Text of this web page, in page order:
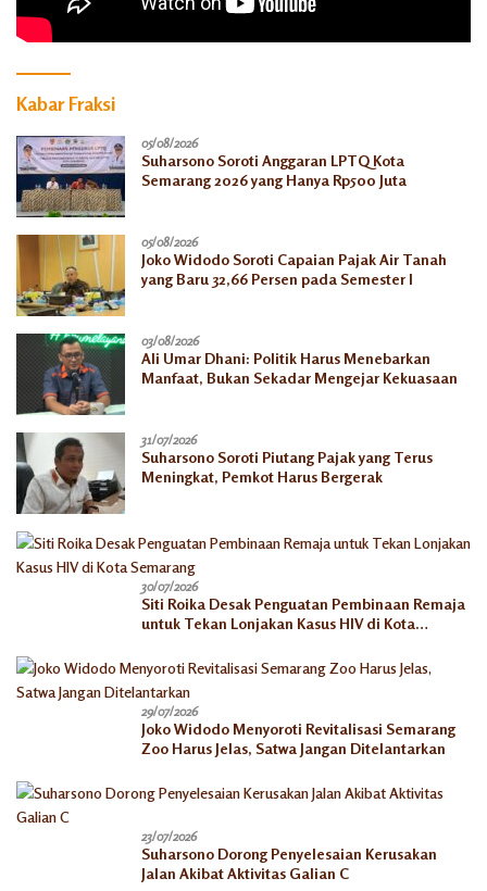
Kabar Fraksi
05/08/2026
Suharsono Soroti Anggaran LPTQ Kota
Semarang 2026 yang Hanya Rp500 Juta
05/08/2026
Joko Widodo Soroti Capaian Pajak Air Tanah
yang Baru 32,66 Persen pada Semester I
03/08/2026
Ali Umar Dhani: Politik Harus Menebarkan
Manfaat, Bukan Sekadar Mengejar Kekuasaan
31/07/2026
Suharsono Soroti Piutang Pajak yang Terus
Meningkat, Pemkot Harus Bergerak
30/07/2026
Siti Roika Desak Penguatan Pembinaan Remaja
untuk Tekan Lonjakan Kasus HIV di Kota
29/07/2026
Joko Widodo Menyoroti Revitalisasi Semarang
Zoo Harus Jelas, Satwa Jangan Ditelantarkan
23/07/2026
Suharsono Dorong Penyelesaian Kerusakan
Jalan Akibat Aktivitas Galian C